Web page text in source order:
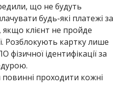
що не будуть
будь-які платежі за
клієнт не пройде
Розблокують картку лише
фізичної ідентифікації за
проходити кожні